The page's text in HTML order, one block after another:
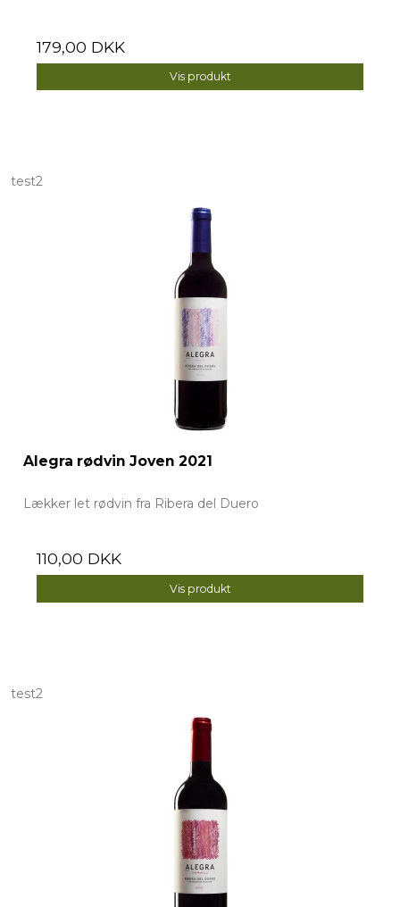
179,00 DKK
Vis produkt
test2
Alegra rødvin Joven 2021
Lækker let rødvin fra Ribera del Duero
110,00 DKK
Vis produkt
test2